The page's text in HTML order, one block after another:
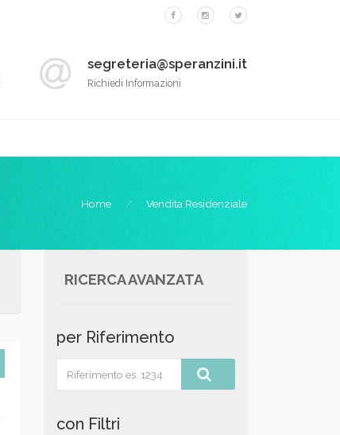
segreteria@speranzini.it
Richiedi Informazioni
Home Vendita Residenziale
RICERCA AVANZATA
per Riferimento
con Filtri